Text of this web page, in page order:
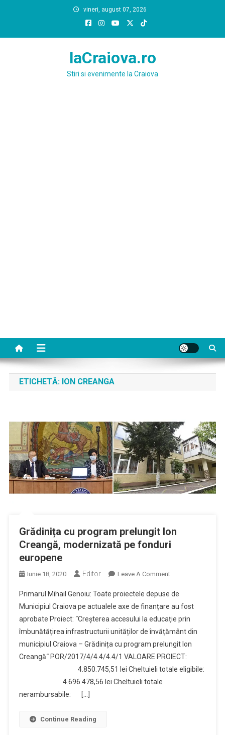
vineri, august 07, 2026
laCraiova.ro
Stiri si evenimente la Craiova
ETICHETĂ: ION CREANGA
Grădinița cu program prelungit Ion
Creangă, modernizată pe fonduri
europene
Iunie 18, 2020 Editor Leave A CommentOn
Cu
Program
Prelungit
Ion
Creangă,
Modernizată
Pe
Primarul Mihail Genoiu: Toate proiectele depuse de
Municipiul Craiova pe actualele axe de finanțare au fost
aprobate Proiect: ˝Creșterea accesului la educație prin
îmbunătățirea infrastructurii unităților de învățământ din
municipiul Craiova – Grădinița cu program prelungit Ion
Creangă˝ POR/2017/4/4.4/4.4/1 VALOARE PROIECT:
4.850.745,51 lei Cheltuieli totale eligibile:
4.696.478,56 lei Cheltuieli totale
nerambursabile: […]
Continue Reading